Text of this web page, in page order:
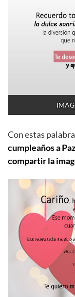
Con estas
cumpleaños a
compartir la